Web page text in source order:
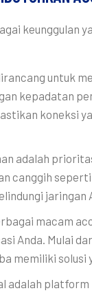
keunggulan
untuk
kepadatan
koneksi
adalah
canggih
jaringan
macam
Anda. Mulai
memiliki solusi
adalah